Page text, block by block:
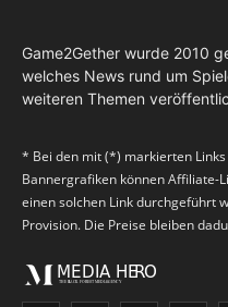
Game2Gether wurde 2010
welches News rund um
weiteren Themen
* Bei den mit (*) markierten
Bannergrafiken können Affiliate-
einen solchen Link durchgeführt
Provision. Die Preise bleiben